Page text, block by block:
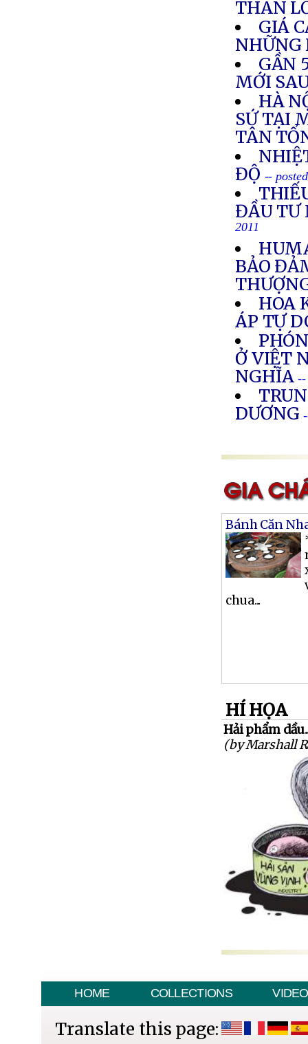
THAN
GIÁ
NHỮNG
GẦN
MỚI
HÀ
SỨ TẠI
TÂN
ĐỘ --
ĐẦU TƯ
2011
BẢO
HOA
ÁP TỰ
Ở VIỆT
NGHĨA --
DƯƠNG
Bánh Căn
chua...
HÍ HỌA
Hải phẩm
(by Marshall
HOME COLLECTIONS VIDEO
Translate this page: